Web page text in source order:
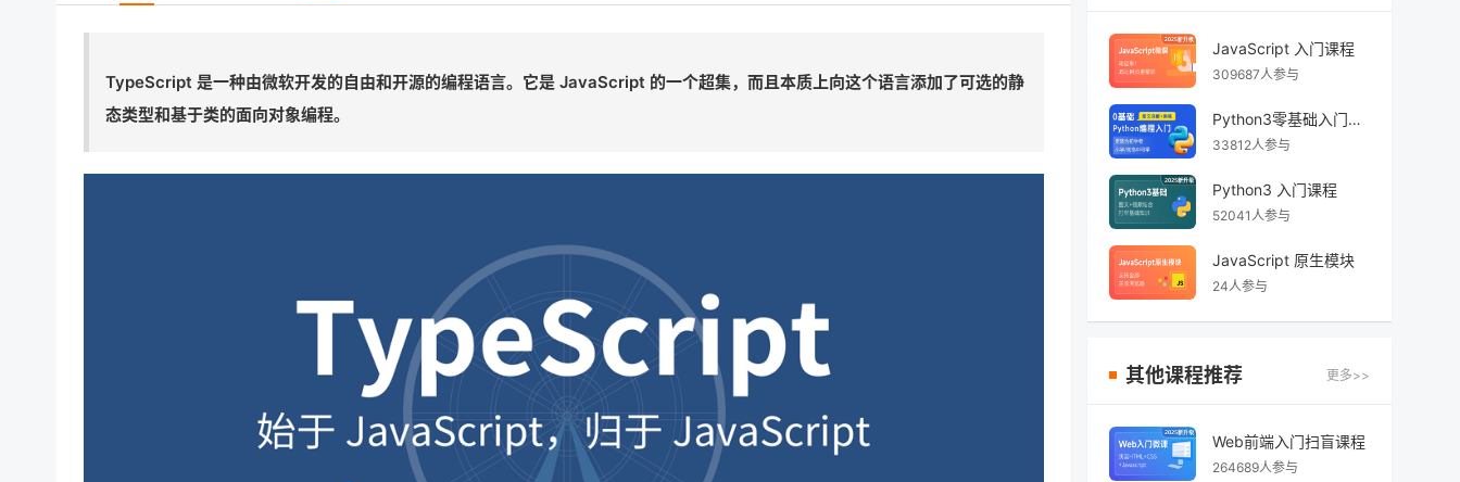
TypeScript 是一种由微软开发的自由和开源的编程语言。它是 JavaScript 的一个超集，而且本质上向这个语言添加了可选的静
态类型和基于类的面向对象编程。
JavaScript 入门课程
309687人参与
Python3零基础入门先导课【适合所有初学者】
33812人参与
Python3 入门课程
52041人参与
JavaScript 原生模块
24人参与
其他课程推荐 更多>>
Web前端入门扫盲课程
264689人参与